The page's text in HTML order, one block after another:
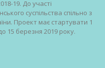
19. До участі
суспільства спільно з
Проект має стартувати 1
15 березня 2019 року.